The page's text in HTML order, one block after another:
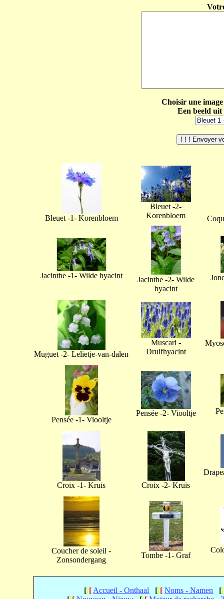
Choisir une
Een beeld
Bleuet -1- Korenbloem
Bleuet -2-
Korenbloem
Jacinthe -1- Wilde hyacint
Jacinthe -2- Wilde
hyacint
Muguet -2- Lelietje-van-dalen
Muscari -
Druifhyacint
Pensée -1- Viooltje
Pensée -2- Viooltje
Croix -1- Kruis Croix -2- Kruis
Coucher de soleil -
Zonsondergang
Tombe -1- Graf
[[[ Accueil - Onthaal [[[ Noms - Namen [[